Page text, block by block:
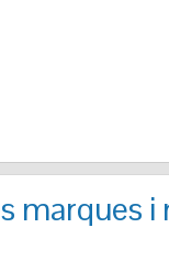
marques i